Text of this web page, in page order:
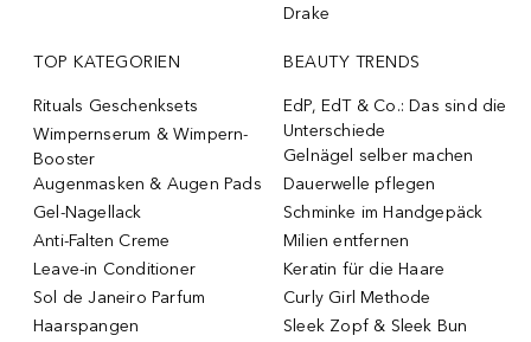
Drake
TOP KATEGORIEN
Rituals Geschenksets
Wimpernserum & Wimpern-
Booster
Augenmasken & Augen Pads
Gel-Nagellack
Anti-Falten Creme
Leave-in Conditioner
Sol de Janeiro Parfum
Haarspangen
BEAUTY TRENDS
EdP, EdT & Co.: Das sind die
Unterschiede
Gelnägel selber machen
Dauerwelle pflegen
Schminke im Handgepäck
Milien entfernen
Keratin für die Haare
Curly Girl Methode
Sleek Zopf & Sleek Bun